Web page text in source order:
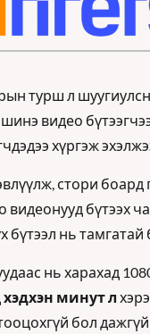
турш л
видео
хүргэж
стори боард
видеонууд бүтээх
бүтээл нь
нь харахад
хэдхэн минут л
бол